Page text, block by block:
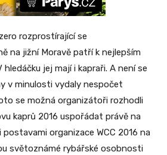
rozprostírající se
na jižní Moravě patří k nejlepším
jej mají i kapraři. A není se
v minulosti vydaly nespočet
se možná organizátoři rozhodli
kaprů 2016 uspořádat právě na
postavami organizace WCC 2016 na
světoznámé rybářské osobnosti